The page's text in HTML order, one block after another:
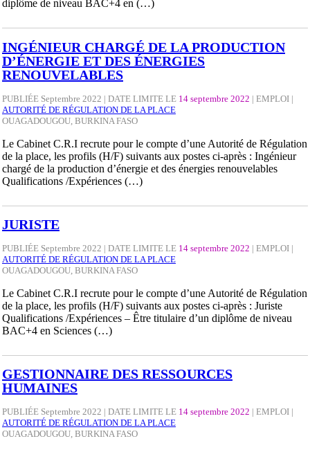
diplôme de niveau BAC+4 en (…)
INGÉNIEUR CHARGÉ DE LA PRODUCTION
D’ÉNERGIE ET DES ÉNERGIES
RENOUVELABLES
PUBLIÉE Septembre 2022 | DATE LIMITE LE 14 septembre 2022 | EMPLOI |
AUTORITÉ DE RÉGULATION DE LA PLACE
OUAGADOUGOU, BURKINA FASO
Le Cabinet C.R.I recrute pour le compte d’une Autorité de Régulation
de la place, les profils (H/F) suivants aux postes ci-après : Ingénieur
chargé de la production d’énergie et des énergies renouvelables
Qualifications /Expériences (…)
JURISTE
PUBLIÉE Septembre 2022 | DATE LIMITE LE 14 septembre 2022 | EMPLOI |
AUTORITÉ DE RÉGULATION DE LA PLACE
OUAGADOUGOU, BURKINA FASO
Le Cabinet C.R.I recrute pour le compte d’une Autorité de Régulation
de la place, les profils (H/F) suivants aux postes ci-après : Juriste
Qualifications /Expériences – Être titulaire d’un diplôme de niveau
BAC+4 en Sciences (…)
GESTIONNAIRE DES RESSOURCES
HUMAINES
PUBLIÉE Septembre 2022 | DATE LIMITE LE 14 septembre 2022 | EMPLOI |
AUTORITÉ DE RÉGULATION DE LA PLACE
OUAGADOUGOU, BURKINA FASO